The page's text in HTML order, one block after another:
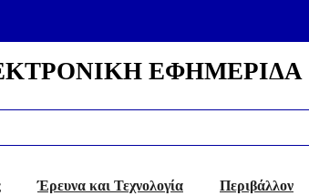
ΕΦΗΜΕΡΙΔΑ
Έρευνα και Τεχνολογία Περιβάλλον